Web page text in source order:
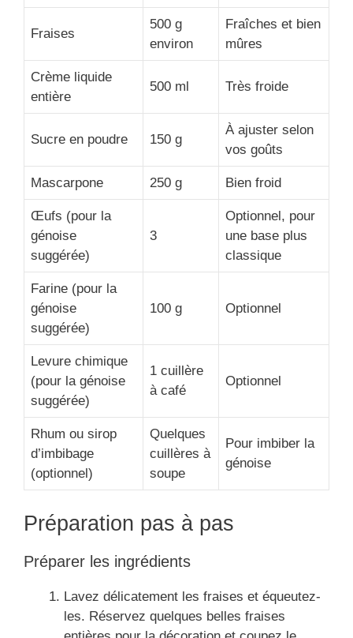
Fraises
500 g
environ
Fraîches et bien
mûres
Crème liquide
entière
500 ml Très froide
Sucre en poudre 150 g
À ajuster selon
vos goûts
Mascarpone 250 g Bien froid
Œufs (pour la
génoise
suggérée)
3
Optionnel, pour
une base plus
classique
Farine (pour la
génoise
suggérée)
100 g Optionnel
Levure chimique
(pour la génoise
suggérée)
1 cuillère
à café
Optionnel
Rhum ou sirop
d’imbibage
(optionnel)
Quelques
cuillères à
soupe
Pour imbiber la
génoise
Préparation pas à pas
Préparer les ingrédients
Lavez délicatement les fraises et équeutez-
les. Réservez quelques belles fraises